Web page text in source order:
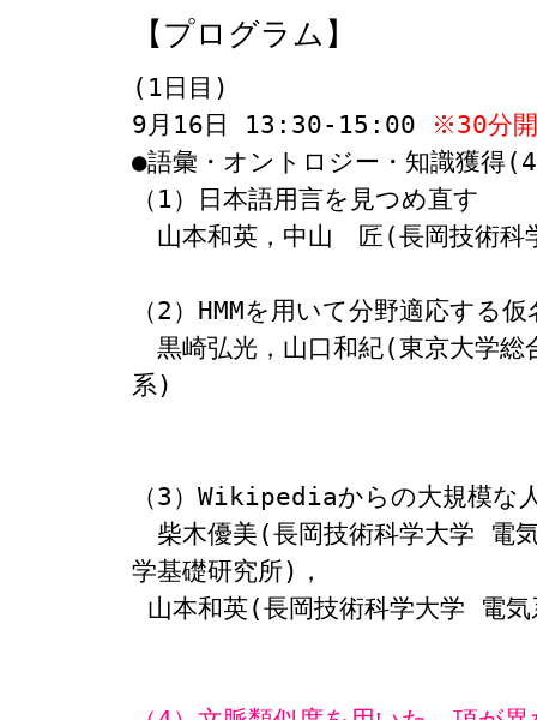
【プログラム】
(1日目)
9月16日 13:30-15:00
※30分
●語彙・オントロジー・知識獲
（1）日本語用言を見つめ直す
山本和英，中山　匠(長岡技術
（2）HMMを用いて分野適応する
黒崎弘光，山口和紀(東京大学総
系)
（3）Wikipediaからの大規模な
柴木優美(長岡技術科学大学 電
学基礎研究所)，